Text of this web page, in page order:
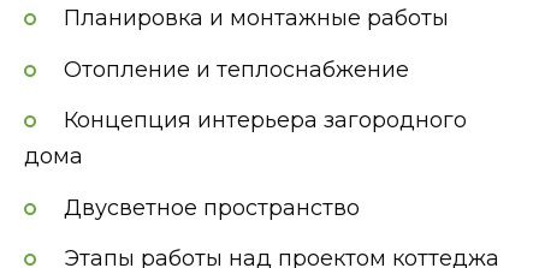
Планировка и монтажные работы
Отопление и теплоснабжение
Концепция интерьера загородного
дома
Двусветное пространство
Этапы работы над проектом коттеджа